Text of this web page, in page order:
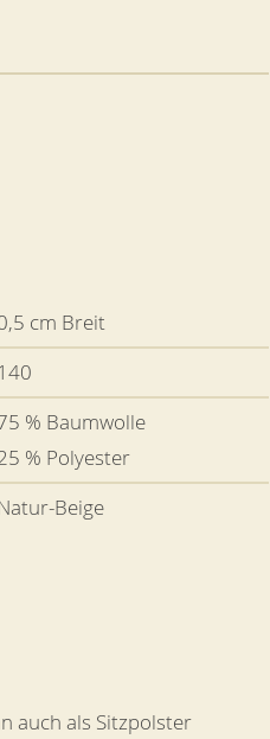
cm Breit
140
% Baumwolle
% Polyester
Beige
auch als Sitzpolster